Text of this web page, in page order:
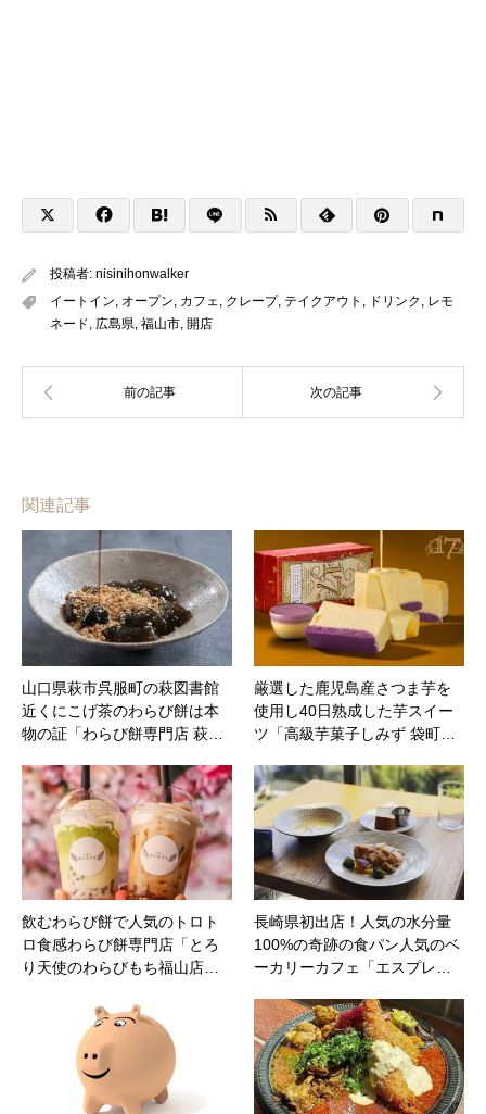
投稿者: nisinihonwalker
イートイン, オープン, カフェ, クレープ, テイクアウト , ドリンク , レモ
ネード, 広島県, 福山市, 開店
関連記事
山口県萩市呉服町の萩図書館
近くにこげ茶のわらび餅は本
物の証「わらび餅専門店 萩…
厳選した鹿児島産さつま芋を
使用し40日熟成した芋スイー
ツ「高級芋菓子しみず 袋町…
飲むわらび餅で人気のトロト
ロ食感わらび餅専門店「とろ
り天使のわらびもち福山店…
長崎県初出店！人気の水分量
100%の奇跡の食パン人気のベ
ーカリーカフェ「エスプレ…